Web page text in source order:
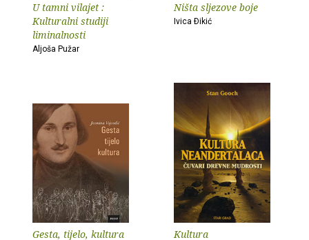
U tamni vilajet :
Kulturalni studiji
liminalnosti
Aljoša Pužar
Ništa sljezove boje
Ivica Ðikić
Gesta, tijelo, kultura
Kultura